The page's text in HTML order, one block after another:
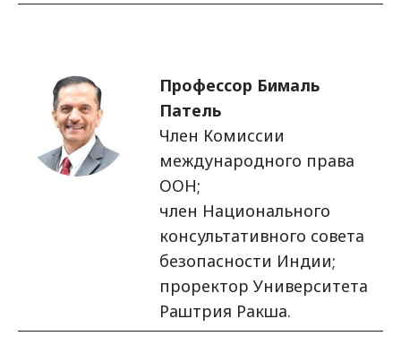
Изображение
Профессор Бималь
Патель
Член Комиссии
международного права
ООН;
член Национального
консультативного совета
безопасности Индии;
проректор Университета
Раштрия Ракша.